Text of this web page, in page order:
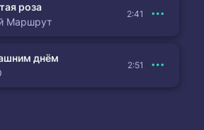
роза
Маршрут
2:41
днём
2:51